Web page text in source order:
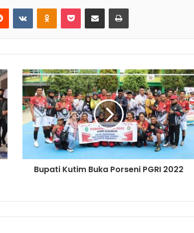
Bupati Kutim Buka Porseni PGRI 2022